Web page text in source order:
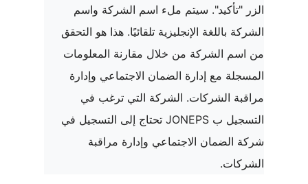
الزر "تأكيد". سيتم ملء اسم الشركة واسم
الشركة باللغة الإنجليزية تلقائيًا. هذا هو التحقق
من اسم الشركة من خلال مقارنة المعلومات
المسجلة مع إدارة الضمان الاجتماعي وإدارة
مراقبة الشركات. الشركة التي ترغب في
التسجيل ب JONEPS تحتاج إلى التسجيل في
شركة الضمان الاجتماعي وإدارة مراقبة
الشركات.